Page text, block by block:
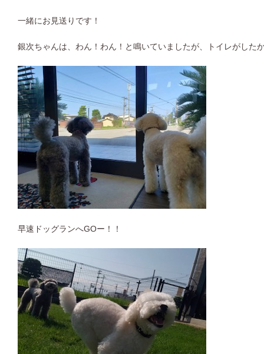
一緒にお見送りです！
銀次ちゃんは、わん！わん！と鳴いていましたが、トイレがした
早速ドッグランへGOー！！